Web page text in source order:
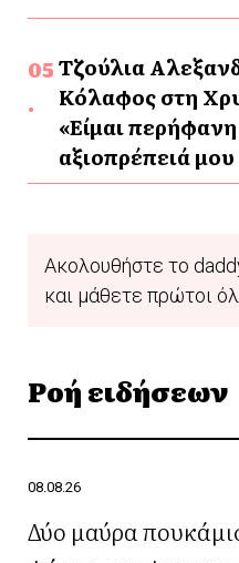
Τζούλια
Κόλαφος στη
«Είμαι
αξιοπρέπειά
Ακολουθήστε το
και μάθετε πρώτοι
Ροή ειδήσεων
08.08.26
Δύο μαύρα